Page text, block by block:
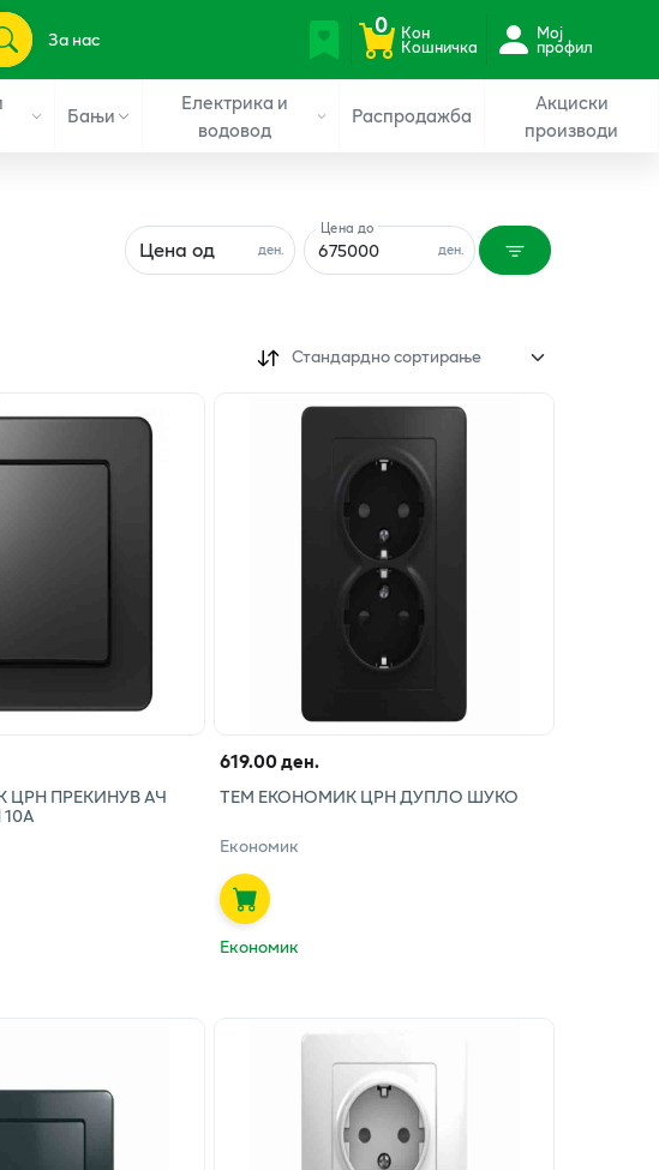
За нас 0 Кон
Кошничка
Мој
профил
Бањи
Електрика и
водовод
Распродажба
Акциски
производи
ден.
Цена од ден.
Цена до
Стандардно сортирање
ПРЕКИНУВ АЧ
619.00 ден.
ТЕМ ЕКОНОМИК ЦРН ДУПЛО ШУКО
Економик
Економик